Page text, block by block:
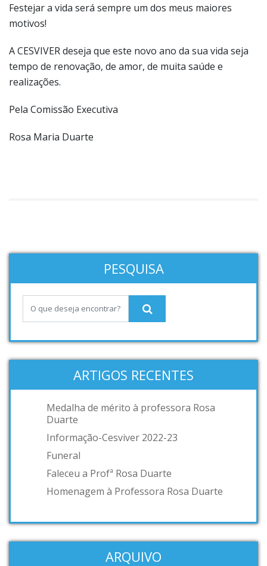
Festejar a vida será sempre um dos meus maiores
motivos!
A CESVIVER deseja que este novo ano da sua vida seja
tempo de renovação, de amor, de muita saúde e
realizações.
Pela Comissão Executiva
Rosa Maria Duarte
PESQUISA
ARTIGOS RECENTES
Medalha de mérito à professora Rosa
Duarte
Informação-Cesviver 2022-23
Funeral
Faleceu a Profª Rosa Duarte
Homenagem à Professora Rosa Duarte
ARQUIVO